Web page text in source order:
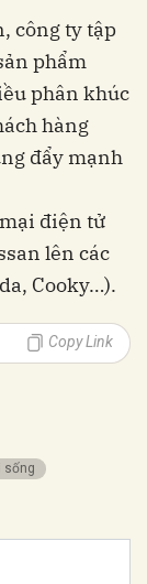
công ty tập
phẩm
phân khúc
hàng
đẩy mạnh
điện tử
lên các
Cooky…).
Copy Link
sống